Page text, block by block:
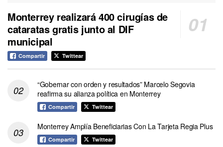
Monterrey realizará 400 cirugías de
cataratas gratis junto al DIF
municipal
Compartir Twittear
“Gobernar con orden y resultados” Marcelo Segovia
reafirma su alianza política en Monterrey
Compartir Twittear
Monterrey Amplía Beneficiarias Con La Tarjeta Regia Plus
Compartir Twittear